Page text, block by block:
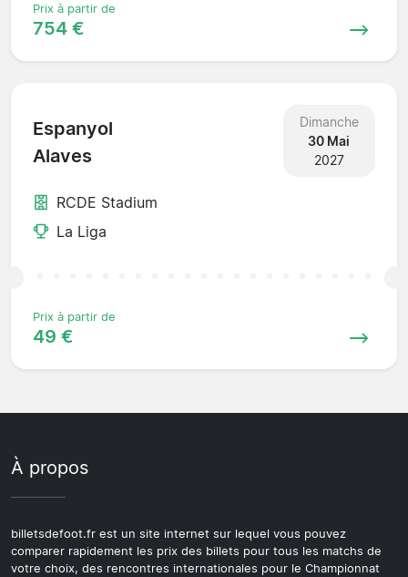
Prix à partir de
754 €
Espanyol
Alaves
Dimanche
30 Mai
2027
RCDE Stadium
La Liga
Prix à partir de
49 €
À propos
billetsdefoot.fr est un site internet sur lequel vous pouvez
comparer rapidement les prix des billets pour tous les matchs de
votre choix, des rencontres internationales pour le Championnat